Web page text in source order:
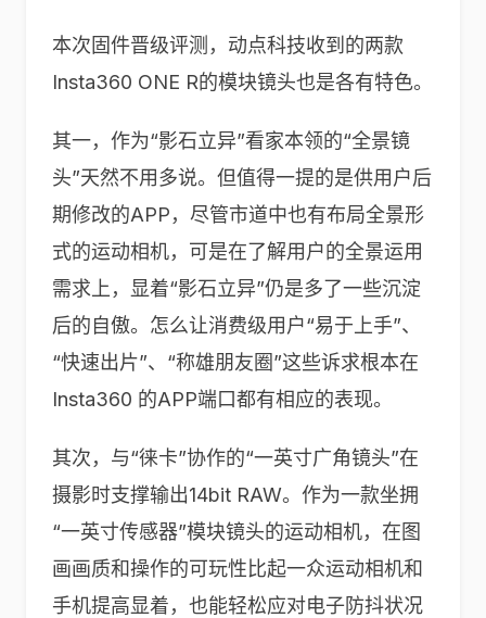
本次固件晋级评测，动点科技收到的两款
Insta360 ONE R的模块镜头也是各有特色。
其一，作为“影石立异”看家本领的“全景镜
头”天然不用多说。但值得一提的是供用户后
期修改的APP，尽管市道中也有布局全景形
式的运动相机，可是在了解用户的全景运用
需求上，显着“影石立异”仍是多了一些沉淀
后的自傲。怎么让消费级用户“易于上手”、
“快速出片”、“称雄朋友圈”这些诉求根本在
Insta360 的APP端口都有相应的表现。
其次，与“徕卡”协作的“一英寸广角镜头”在
摄影时支撑输出14bit RAW。作为一款坐拥
“一英寸传感器”模块镜头的运动相机，在图
画画质和操作的可玩性比起一众运动相机和
手机提高显着，也能轻松应对电子防抖状况